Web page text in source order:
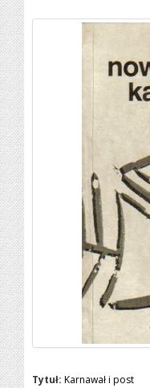
Tytuł: Karnawał i post